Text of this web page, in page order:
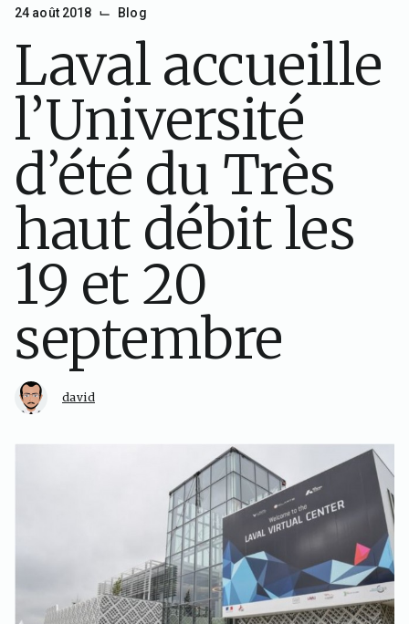
24 août 2018 ⌙ Blog
Laval accueille
l’Université
d’été du Très
haut débit les
19 et 20
septembre
david